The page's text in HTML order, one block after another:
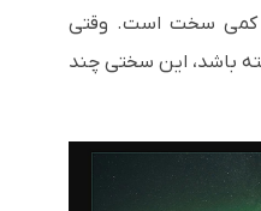
کمی سخت است. وقتی
باشد، این سختی چند